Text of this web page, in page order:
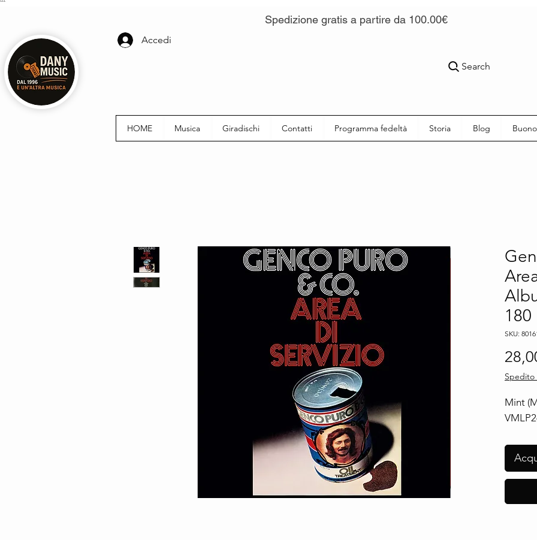
```
Spedizione gratis a partire da 100.00€
Accedi
Search
HOME Musica Giradischi Contatti Programma fedeltà Storia Blog
180
SKU:
Spedito
Mint